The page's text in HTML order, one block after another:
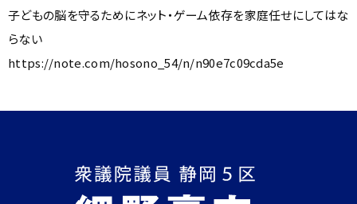
子どもの脳を守るために――ネット・ゲーム依存を家庭任せにしてはな
らない
https://note.com/hosono_54/n/n90e7c09cda5e